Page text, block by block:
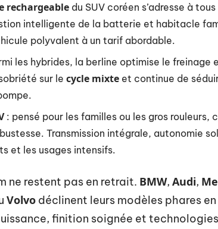
rechargeable du SUV coréen s’adresse à
intelligente de la batterie et habitacle
polyvalent à un tarif abordable.
les hybrides, la berline optimise le freinage
sur le cycle mixte et continue de
: pensé pour les familles ou les gros rouleurs,
Transmission intégrale, autonomie
et les usages intensifs.
ne restent pas en retrait. BMW, Audi,
Volvo déclinent leurs modèles phares en
finition soignée et